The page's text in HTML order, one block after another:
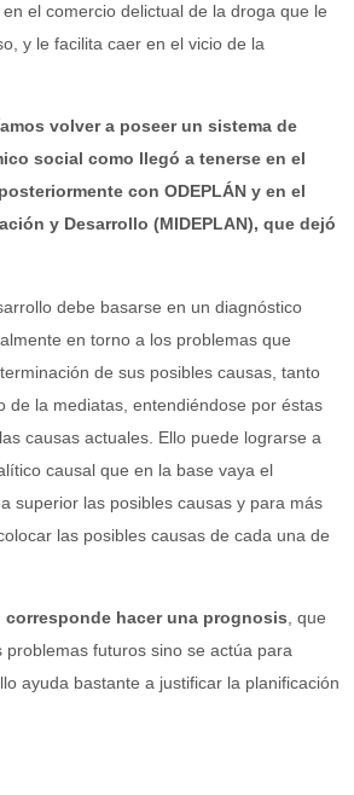
el comercio delictual de la droga que le
y le facilita caer en el vicio de la
volver a poseer un sistema de
social como llegó a tenerse en el
con ODEPLÁN y en el
y Desarrollo (MIDEPLAN), que dejó
debe basarse en un diagnóstico
en torno a los problemas que
de sus posibles causas, tanto
de la mediatas, entendiéndose por éstas
causas actuales. Ello puede lograrse a
causal que en la base vaya el
superior las posibles causas y para más
las posibles causas de cada una de
hacer una prognosis , que
futuros sino se actúa para
ayuda bastante a justificar la planificación